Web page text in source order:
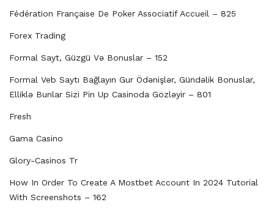
Fédération Française De Poker Associatif Accueil – 825
Forex Trading
Formal Sayt, Güzgü Və Bonuslar – 152
Formal Veb Saytı Bağlayın️ Gur Ödənişlər, Gündəlik Bonuslar,
Elliklə Bunlar Sizi Pin Up Casinoda Gözləyir – 801
Fresh
Gama Casino
Glory-Casinos Tr
How In Order To Create A Mostbet Account In 2024 Tutorial
With Screenshots – 162